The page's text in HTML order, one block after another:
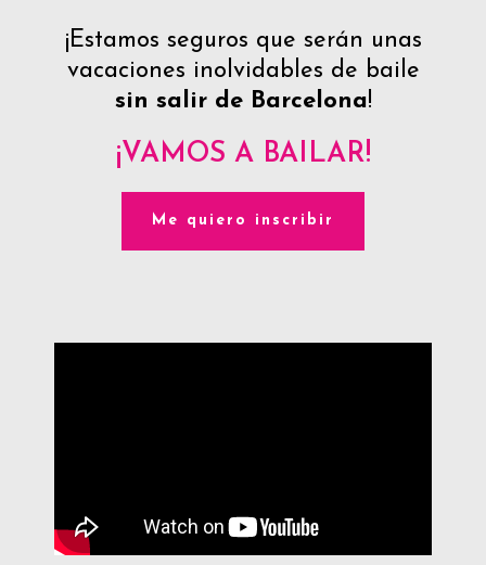
¡Estamos seguros que serán unas
vacaciones inolvidables de baile
sin salir de Barcelona!
¡VAMOS A BAILAR!
Me quiero inscribir